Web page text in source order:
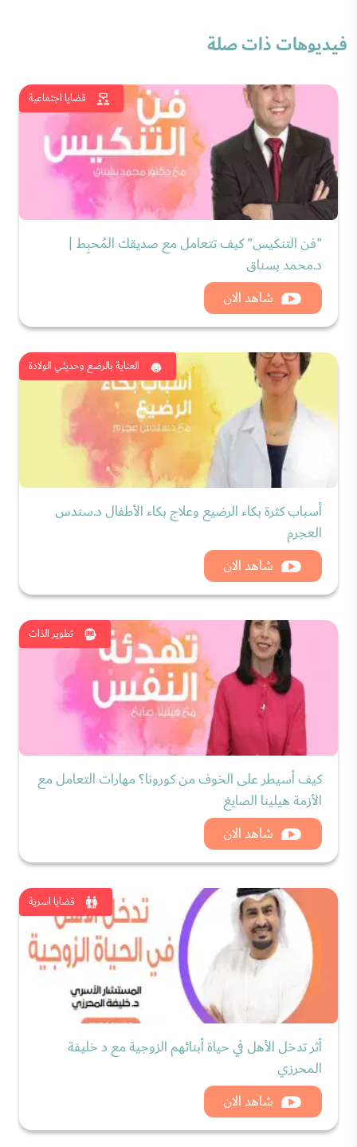
فيديوهات ذات صلة
قضايا اجتماعية
"فن التنكيس" كيف تتعامل مع صديقك المُحبِط |
د.محمد بسناق
شاهد الان
العناية بالرضع وحديثي الولادة
أسباب كثرة بكاء الرضيع وعلاج بكاء الأطفال د.سندس
العجرم
شاهد الان
تطوير الذات
كيف أسيطر على الخوف من كورونا؟ مهارات التعامل مع
الأزمة هيلينا الصايغ
شاهد الان
قضايا اسرية
أثر تدخل الأهل في حياة أبنائهم الزوجية مع د خليفة
المحرزي
شاهد الان